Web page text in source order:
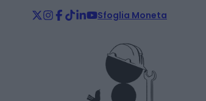
Sfoglia Moneta